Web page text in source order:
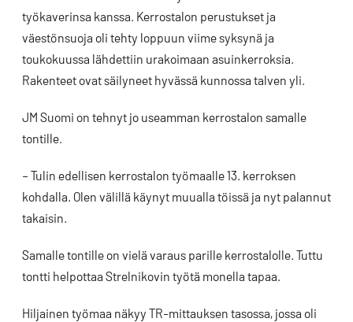
työkaverinsa kanssa. Kerrostalon perustukset ja
väestönsuoja oli tehty loppuun viime syksynä ja
toukokuussa lähdettiin urakoimaan asuinkerroksia.
Rakenteet ovat säilyneet hyvässä kunnossa talven yli.
JM Suomi on tehnyt jo useamman kerrostalon samalle
tontille.
– Tulin edellisen kerrostalon työmaalle 13. kerroksen
kohdalla. Olen välillä käynyt muualla töissä ja nyt palannut
takaisin.
Samalle tontille on vielä varaus parille kerrostalolle. Tuttu
tontti helpottaa Strelnikovin työtä monella tapaa.
Hiljainen työmaa näkyy TR-mittauksen tasossa, jossa oli